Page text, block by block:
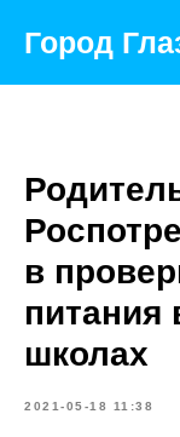
Город
в
питания
школах
2021-05-18 11:38